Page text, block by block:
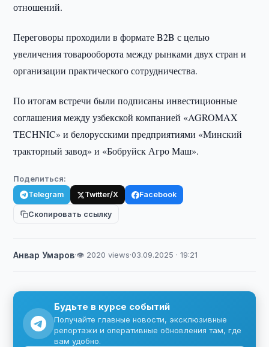
отношений.
Переговоры проходили в формате B2B с целью
увеличения товарооборота между рынками двух стран и
организации практического сотрудничества.
По итогам встречи были подписаны инвестиционные
соглашения между узбекской компанией «AGROMAX
TECHNIC» и белорусскими предприятиями «Минский
тракторный завод» и «Бобруйск Агро Маш».
Поделиться:
Telegram Twitter/X Facebook
Скопировать ссылку
Анвар Умаров·👁 2020 views·03.09.2025 · 19:21
Будьте в курсе событий
Получайте главные новости, эксклюзивные
репортажи и оперативные обновления там, где
вам удобно.